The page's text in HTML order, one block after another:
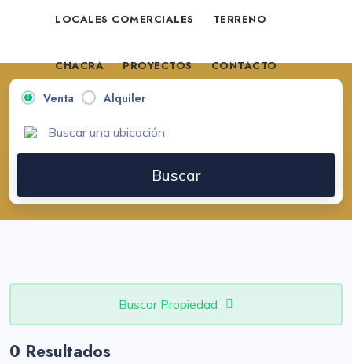
LOCALES COMERCIALES TERRENO
CHACRA PROYECTOS CONTACTO
VENDE TU PROPIEDAD
Venta Alquiler
Buscar
Buscar Propiedad
0 Resultados